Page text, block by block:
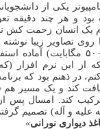
یکی از
بود و هر چند دقیقه
یک انسان زحمت کش
حدیث را روی تصاویر زیبا
افزار سنگین (حدود ۵۰۰
از این نرم افزار
در ذهنم بود که
کند و یک مسیر هم
ترکیب کند. امسال پس
علیه و آله) تصمیم
دیواری نورانی»